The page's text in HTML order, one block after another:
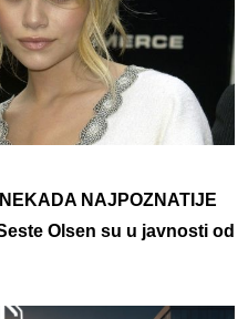
NAJPOZNATIJE
Olsen su u javnosti od